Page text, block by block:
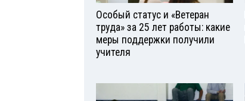
Особый статус и «Ветеран
труда» за 25 лет работы: какие
меры поддержки получили
учителя